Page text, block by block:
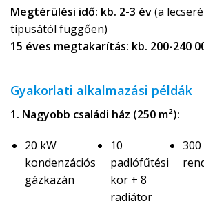
Megtérülési idő: kb. 2-3 év(a
típusától függően)
15 éves megtakarítás: kb. 200-240
Gyakorlati alkalmazási példák
1. Nagyobb családi ház (250 m²):
20 kW
kondenzációs
gázkazán
10
padlófűtési
kör + 8
radiátor